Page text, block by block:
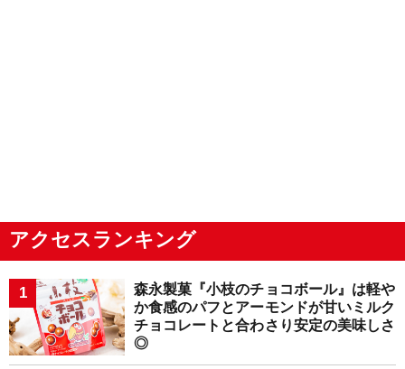
アクセスランキング
森永製菓『小枝のチョコボール』は軽や
か食感のパフとアーモンドが甘いミルク
チョコレートと合わさり安定の美味しさ
◎